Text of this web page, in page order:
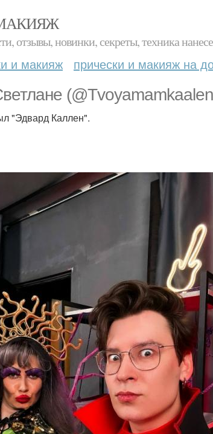
отзывы, новинки, секреты, техника
и макияж прически и макияж на
"Эдвард Каллен".